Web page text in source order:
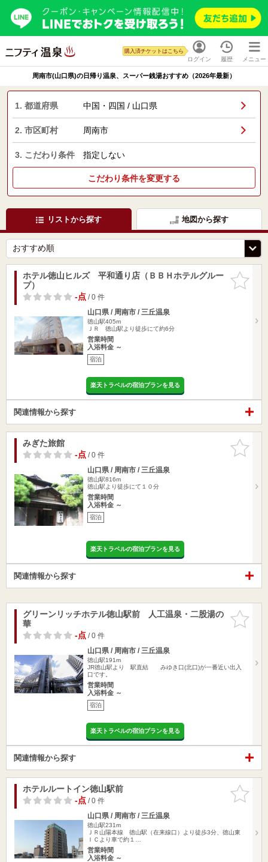
ログイン
購入済チケットはこちら
履歴 メニュー
周南市(山口県)の日帰り温泉、スーパー銭湯おすすめ（2026年最新）
1. 都道府県 中国・四国 / 山口県
2. 市区町村 周南市
3. こだわり条件 指定しない
こだわり条件を変更する
リストから探す 地図から探す
お気に入
りに追加
ホテル徳山ヒルズ 平和通り店（ＢＢＨホテルグルー
プ）
-点/ 0 件
山口県 / 周南市 / 三丘温泉
徳山駅405m
ＪＲ 徳山駅より徒歩にて約6分
営業時間
入浴料金 ～
宿泊
楽天トラベルの宿泊プランを見る
関連情報から探す
お気に入
りに追加
みぎた旅館
-点/ 0 件
山口県 / 周南市 / 三丘温泉
徳山駅816m
徳山駅より徒歩にて１０分
営業時間
入浴料金 ～
宿泊
楽天トラベルの宿泊プランを見る
関連情報から探す
お気に入
りに追加
グリーンリッチホテル徳山駅前 人工温泉・二股湯の
華
-点/ 0 件
山口県 / 周南市 / 三丘温泉
徳山駅191m
JR徳山駅より 駅直結 みゆき口(北口)が一番近い出入
口です。
営業時間
入浴料金 ～
宿泊
楽天トラベルの宿泊プランを見る
関連情報から探す
お気に入
りに追加
ホテルルートイン徳山駅前
-点/ 0 件
山口県 / 周南市 / 三丘温泉
徳山駅231m
ＪＲ山陽本線 徳山駅（在来線口）より徒歩3分、徳山東
ＩＣより車で約１…
営業時間
入浴料金 ～